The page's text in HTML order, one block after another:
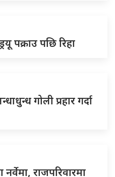
पक्राउ पछि रिहा
गोली प्रहार गर्दा
राजपरिवारमा